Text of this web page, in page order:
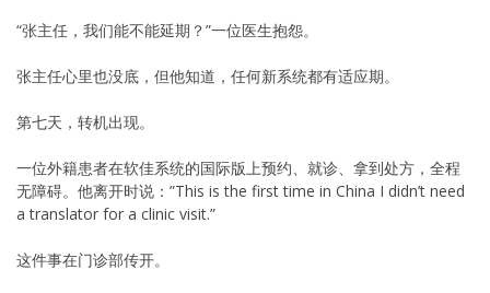
“张主任，我们能不能延期？”一位医生抱怨。
张主任心里也没底，但他知道，任何新系统都有适应期。
第七天，转机出现。
一位外籍患者在软佳系统的国际版上预约、就诊、拿到处方，全程
无障碍。他离开时说：”This is the first time in China I didn’t need
a translator for a clinic visit.”
这件事在门诊部传开。